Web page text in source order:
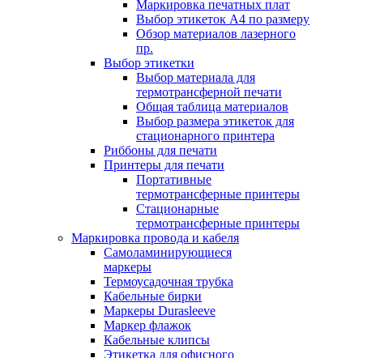
Маркировка печатных плат
Выбор этикеток А4 по размеру
Обзор материалов лазерного
пр.
Выбор этикетки
Выбор материала для
термотрансферной печати
Общая таблица материалов
Выбор размера этикеток для
стационарного принтера
Риббоны для печати
Принтеры для печати
Портативные
термотрансферные принтеры
Стационарные
термотрансферные принтеры
Маркировка провода и кабеля
Самоламинирующиеся
маркеры
Термоусадочная трубка
Кабельные бирки
Маркеры Durasleeve
Маркер флажок
Кабельные клипсы
Этикетка для офисного